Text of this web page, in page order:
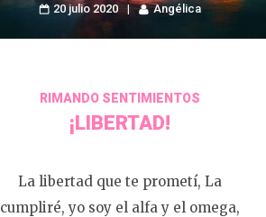
20 julio 2020 Angélica
RIMANDO SENTIMIENTOS
¡LIBERTAD!
La libertad que te prometí, La
cumpliré, yo soy el alfa y el omega,